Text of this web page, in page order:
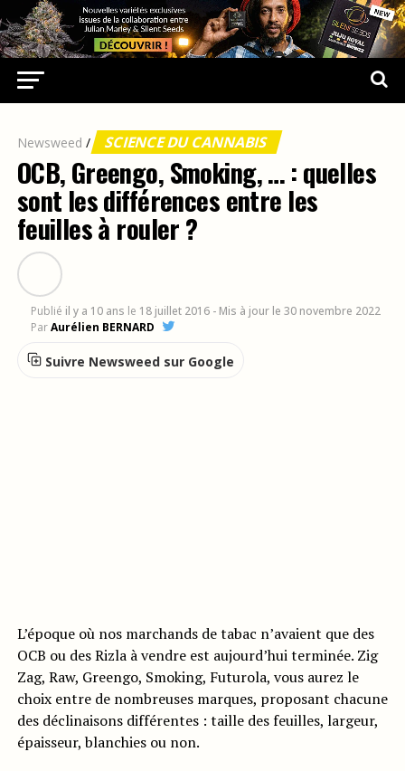
Newsweed / SCIENCE DU CANNABIS
OCB, Greengo, Smoking, … : quelles
sont les différences entre les
feuilles à rouler ?
Publié il y a 10 ans le 18 juillet 2016 - Mis à jour le 30 novembre 2022
ParAurélien BERNARD
Suivre Newsweed sur Google
L’époque où nos marchands de tabac n’avaient que des
OCB ou des Rizla à vendre est aujourd’hui terminée. Zig
Zag, Raw, Greengo, Smoking, Futurola, vous aurez le
choix entre de nombreuses marques, proposant chacune
des déclinaisons différentes : taille des feuilles, largeur,
épaisseur, blanchies ou non.